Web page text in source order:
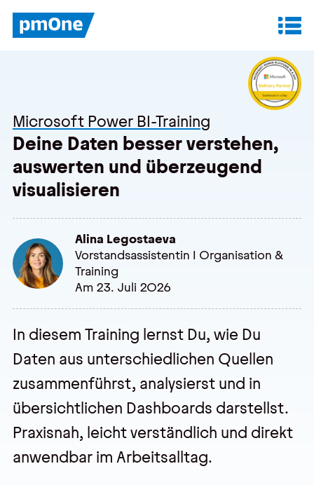
Microsoft Power BI-Training
Deine Daten besser verstehen,
auswerten und überzeugend
visualisieren
Alina Legostaeva
Vorstandsassistentin I Organisation &
Training
Am 23. Juli 2026
In diesem Training lernst Du, wie Du
Daten aus unterschiedlichen Quellen
zusammenführst, analysierst und in
übersichtlichen Dashboards darstellst.
Praxisnah, leicht verständlich und direkt
anwendbar im Arbeitsalltag.
Datenanalyse & Reporting
Finanzplanung & Controlling
IT-Betrieb & Support
Insights
Anwenderberichte
Whitepaper
Blog
Veranstaltungen
Trainings
Webseminare
Events